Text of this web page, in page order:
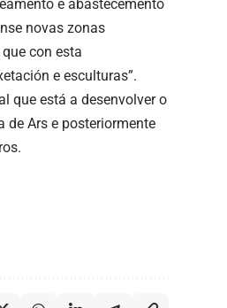
e abastecemento
novas zonas
con esta
e esculturas”.
que está a desenvolver o
de Ars e posteriormente